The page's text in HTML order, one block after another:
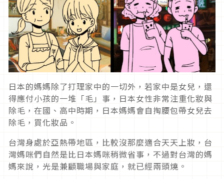
日本的媽媽除了打理家中的一切外，若家中是女兒，還
得應付小孩的一堆「毛」事，日本女性非常注重化妝與
除毛，在國、高中時期，日本媽媽會自掏腰包帶女兒去
除毛，買化妝品。
台灣身處於亞熱帶地區，比較沒那麼適合天天上妝，台
灣媽咪們自然是比日本媽咪稍微省事，不過對台灣的媽
媽來說，光是兼顧職場與家庭，就已經兩頭燒。